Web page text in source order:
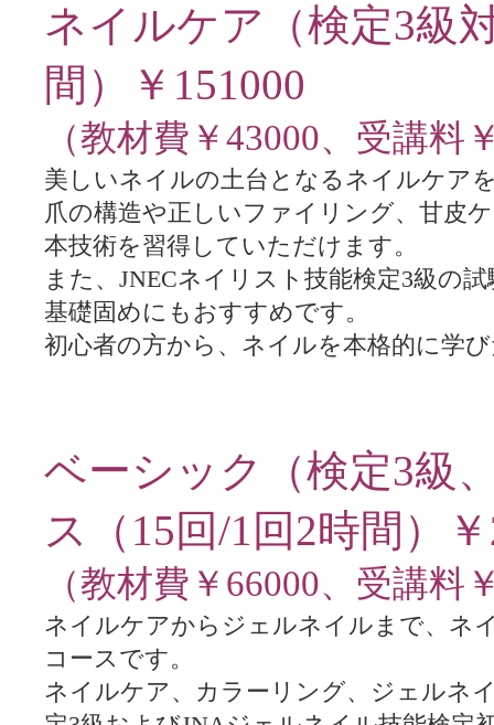
ネイルケア（検定3級
間）￥151000
（教材費￥43000、受講料
美しいネイルの土台となるネイルケア
爪の構造や正しいファイリング、甘皮
本技術を習得していただけます。
また、JNECネイリスト技能検定3級の
基礎固めにもおすすめです。
初心者の方から、ネイルを本格的に学
ベーシック（検定3級
ス（15回/1回2時間）
（教材費￥66000、受講料
ネイルケアからジェルネイルまで、ネ
コースです。
ネイルケア、カラーリング、ジェルネ